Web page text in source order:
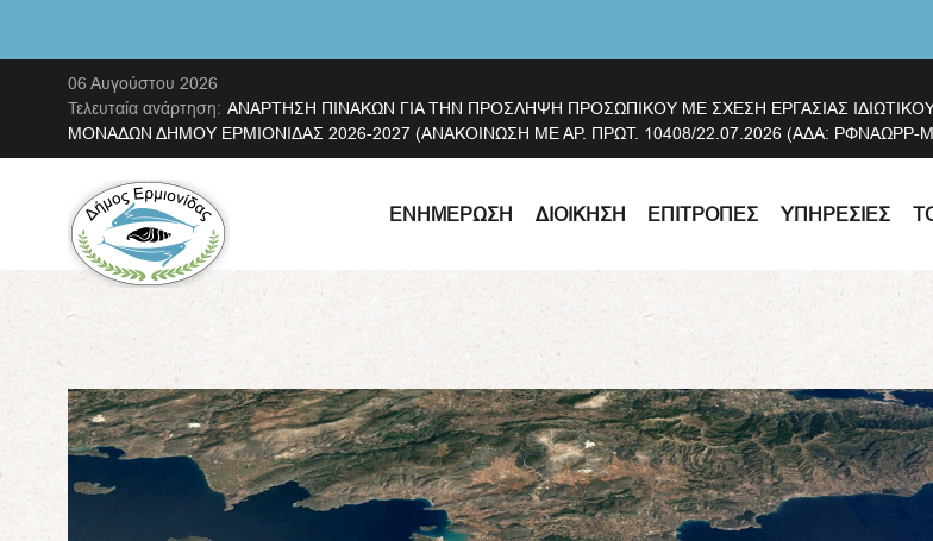
06 Αυγούστου 2026
Τελευταία ανάρτηση: ΑΝΑΡΤΗΣΗ ΠΙΝΑΚΩΝ ΓΙΑ ΤΗΝ ΠΡΟΣΛΗΨΗ ΠΡΟΣΩΠΙΚΟΥ ΜΕ ΣΧΕΣΗ ΕΡΓΑΣΙΑΣ
ΜΟΝΑΔΩΝ ΔΗΜΟΥ ΕΡΜΙΟΝΙΔΑΣ 2026-2027 (ΑΝΑΚΟΙΝΩΣΗ ΜΕ ΑΡ. ΠΡΩΤ. 10408/22.07.2026 (ΑΔΑ: ΡΦΝΑΩΡΡ-
ΕΝΗΜΈΡΩΣΗ ΔΙΟΊΚΗΣΗ ΕΠΙΤΡΟΠΈΣ ΥΠΗΡΕΣΊΕΣ